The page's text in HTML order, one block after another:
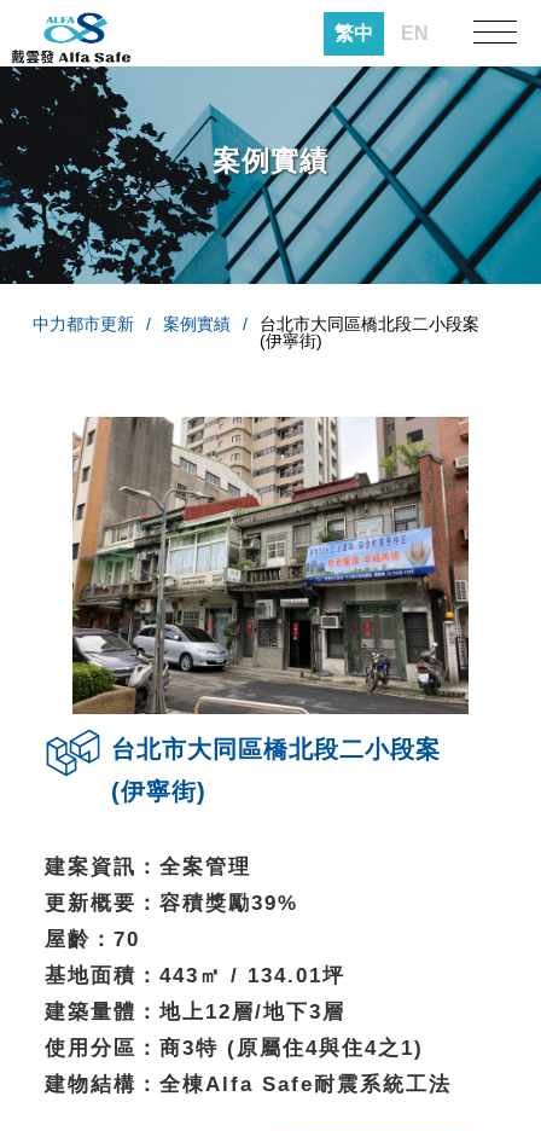
繁中 EN
案例實績
中力都市更新 案例實績
台北市大同區橋北段二小段案
(伊寧街)
台北市大同區橋北段二小段案
(伊寧街)
建案資訊：全案管理
更新概要：容積獎勵39%
屋齡：70
基地面積：443㎡ / 134.01坪
建築量體：地上12層/地下3層
使用分區：商3特 (原屬住4與住4之1)
建物結構：全棟Alfa Safe耐震系統工法